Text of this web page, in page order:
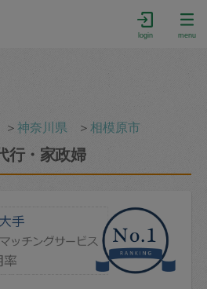
login menu
＞神奈川県 ＞相模原市
行・家政婦